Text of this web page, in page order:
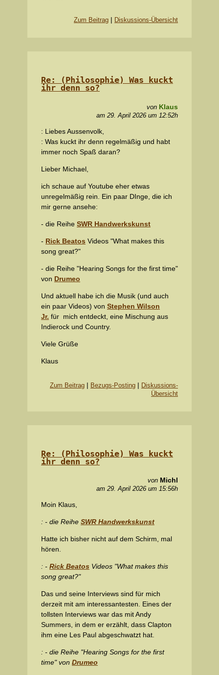
Zum Beitrag | Diskussions-Übersicht
Re: (Philosophie) Was kuckt
ihr denn so?
von Klaus
am 29. April 2026 um 12:52h
: Liebes Aussenvolk,
: Was kuckt ihr denn regelmäßig und habt
immer noch Spaß daran?
Lieber Michael,
ich schaue auf Youtube eher etwas
unregelmäßig rein. Ein paar DInge, die ich
mir gerne ansehe:
- die Reihe SWR Handwerkskunst
- Rick Beatos Videos "What makes this
song great?"
- die Reihe "Hearing Songs for the first time"
von Drumeo
Und aktuell habe ich die Musik (und auch
ein paar Videos) von Stephen Wilson
Jr. für mich entdeckt, eine Mischung aus
Indierock und Country.
Viele Grüße
Klaus
Zum Beitrag | Bezugs-Posting | Diskussions-
Übersicht
Re: (Philosophie) Was kuckt
ihr denn so?
von Michl
am 29. April 2026 um 15:56h
Moin Klaus,
: - die Reihe SWR Handwerkskunst
Hatte ich bisher nicht auf dem Schirm, mal
hören.
: - Rick Beatos Videos "What makes this
song great?"
Das und seine Interviews sind für mich
derzeit mit am interessantesten. Eines der
tollsten Interviews war das mit Andy
Summers, in dem er erzählt, dass Clapton
ihm eine Les Paul abgeschwatzt hat.
: - die Reihe "Hearing Songs for the first
time" von Drumeo